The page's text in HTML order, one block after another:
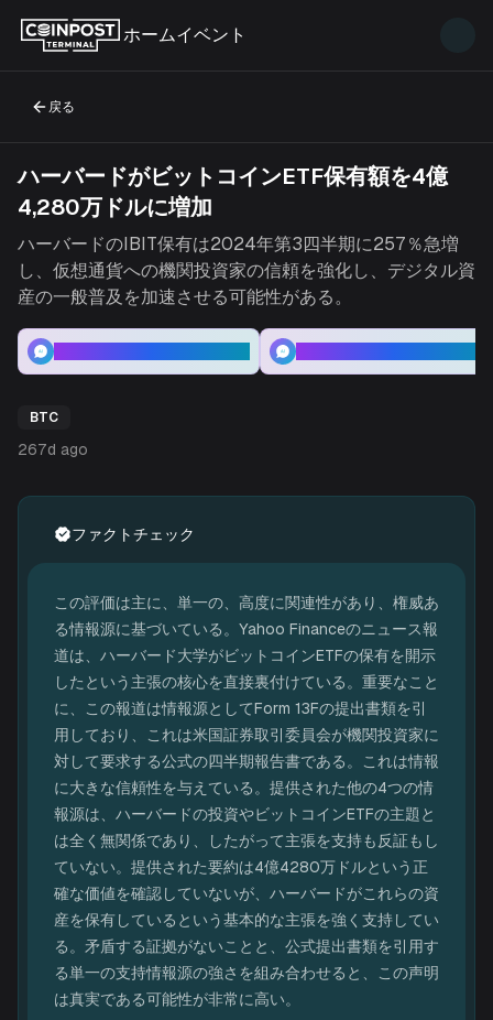
ホームイベント
戻る
ハーバードがビットコインETF保有額を4億
4,280万ドルに増加
ハーバードのIBIT保有は2024年第3四半期に257％急増
し、仮想通貨への機関投資家の信頼を強化し、デジタル資
産の一般普及を加速させる可能性がある。
BTC
267d ago
ファクトチェック
この評価は主に、単一の、高度に関連性があり、権威あ
る情報源に基づいている。Yahoo Financeのニュース報
道は、ハーバード大学がビットコインETFの保有を開示
したという主張の核心を直接裏付けている。重要なこと
に、この報道は情報源としてForm 13Fの提出書類を引
用しており、これは米国証券取引委員会が機関投資家に
対して要求する公式の四半期報告書である。これは情報
に大きな信頼性を与えている。提供された他の4つの情
報源は、ハーバードの投資やビットコインETFの主題と
は全く無関係であり、したがって主張を支持も反証もし
ていない。提供された要約は4億4280万ドルという正
確な価値を確認していないが、ハーバードがこれらの資
産を保有しているという基本的な主張を強く支持してい
る。矛盾する証拠がないことと、公式提出書類を引用す
る単一の支持情報源の強さを組み合わせると、この声明
は真実である可能性が非常に高い。